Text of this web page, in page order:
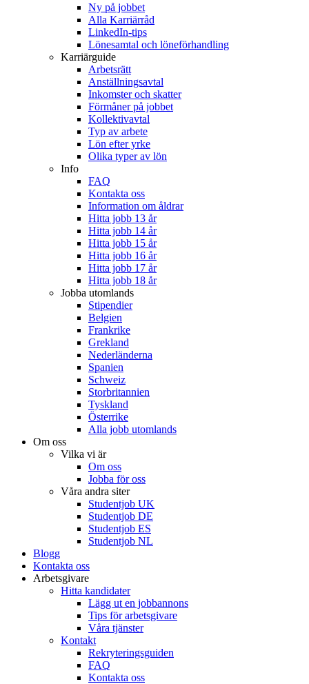
Ny på jobbet
Alla Karriärråd
LinkedIn-tips
Lönesamtal och löneförhandling
Karriärguide
Arbetsrätt
Anställningsavtal
Inkomster och skatter
Förmåner på jobbet
Kollektivavtal
Typ av arbete
Lön efter yrke
Olika typer av lön
Info
FAQ
Kontakta oss
Information om åldrar
Hitta jobb 13 år
Hitta jobb 14 år
Hitta jobb 15 år
Hitta jobb 16 år
Hitta jobb 17 år
Hitta jobb 18 år
Jobba utomlands
Stipendier
Belgien
Frankrike
Grekland
Nederländerna
Spanien
Schweiz
Storbritannien
Tyskland
Österrike
Alla jobb utomlands
Om oss
Vilka vi är
Om oss
Jobba för oss
Våra andra siter
Studentjob UK
Studentjob DE
Studentjob ES
Studentjob NL
Blogg
Kontakta oss
Arbetsgivare
Hitta kandidater
Lägg ut en jobbannons
Tips för arbetsgivare
Våra tjänster
Kontakt
Rekryteringsguiden
FAQ
Kontakta oss